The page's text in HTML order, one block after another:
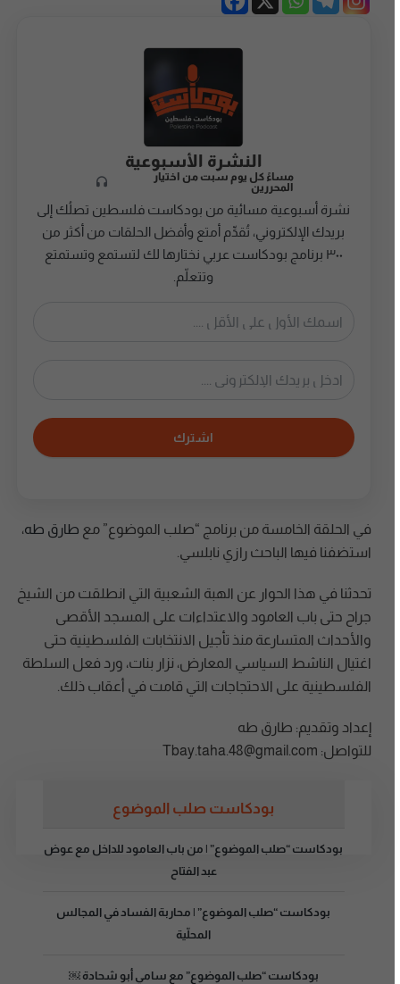
النشرة الأسبوعية
مساءً كل يوم سبت من اختيار
المحررين
نشرة أسبوعية مسائية من بودكاست فلسطين تصلُك إلى
بريدك الإلكتروني، تُقدِّم أمتع وأفضل الحلقات من أكثر من
٣٠٠ برنامج بودكاست عربي نختارها لك لتستمع وتستمتع
وتتعلّم.
اشترك
في الحلقة الخامسة من برنامج “صلب الموضوع” معطارق طه،
استضفنا فيها الباحث رازي نابلسي.
تحدثنا في هذا الحوار عن الهبة الشعبية التي انطلقت من الشيخ
جراح حتى باب العامود والاعتداءات على المسجد الأقصى
والأحداث المتسارعة منذ تأجيل الانتخابات الفلسطينية حتى
اغتيال الناشط السياسي المعارض، نزار بنات، ورد فعل السلطة
الفلسطينية على الاحتجاجات التي قامت في أعقاب ذلك.
إعداد وتقديم: طارق طه
للتواصل: Tbay.taha.48@gmail.com
بودكاست صلب الموضوع
بودكاست “صلب الموضوع” | من باب العامود للداخل مع عوض
عبد الفتاح
بودكاست “صلب الموضوع” | محاربة الفساد في المجالس
المحلّية
بودكاست “صلب الموضوع” مع سامي أبو شحادة ￼